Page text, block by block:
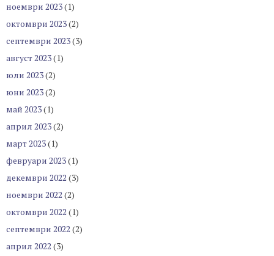
ноември 2023(1)
октомври 2023(2)
септември 2023(3)
август 2023(1)
юли 2023(2)
юни 2023(2)
май 2023(1)
април 2023(2)
март 2023(1)
февруари 2023(1)
декември 2022 (3)
ноември 2022 (2)
октомври 2022 (1)
септември 2022 (2)
април 2022 (3)